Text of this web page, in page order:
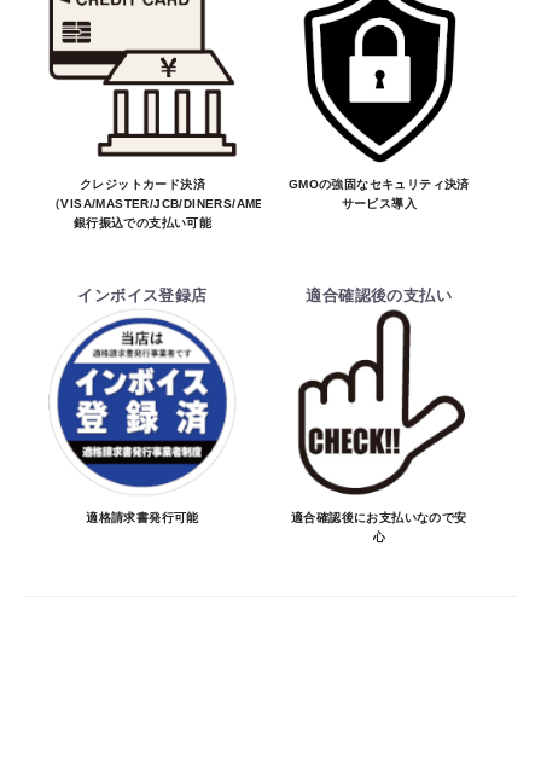
お買物を続ける カートへ進む
い、商品の価格・送料及び納期の正式なご連
絡をしてからの決済となっております。
そのため、ご注文後に適合確認を行い、適
合しない場合はキャンセル可能です。
※商品はメーカー品のため予告無く価格が
変わる場合があります。
※商品は予告無く生産及び販売不可となる
場合があります。
でお受けしておりません。
納期を知りたい場合は、一旦ご注文のお手
続きをお願い致します。
決済について
・ご注文後にメーカー確認を行い、商品が愛
車に合うことを確認してから決済となりま
クレジットカード決済
（VISA/MASTER/JCB/DINERS/AMEX）、
銀行振込での支払い可能
GMOの強固なセキュリティ決済
サービス導入
インボイス登録店
適格請求書発行可能
適合確認後の支払い
適合確認後にお支払いなので安
心